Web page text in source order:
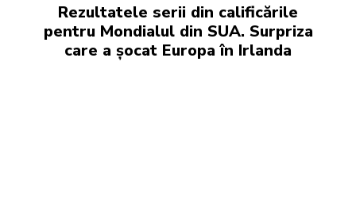
Rezultatele serii din calificările
pentru Mondialul din SUA. Surpriza
care a șocat Europa în Irlanda